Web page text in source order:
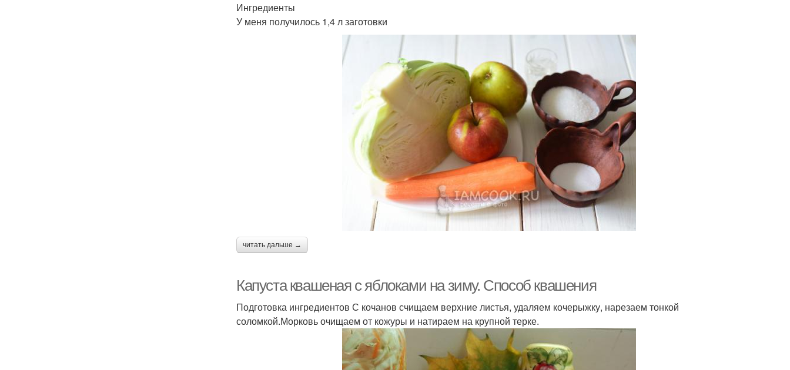
Ингредиенты
У меня получилось 1,4 л заготовки
читать дальше →
Капуста квашеная с яблоками на зиму. Способ квашения
Подготовка ингредиентов С кочанов счищаем верхние листья, удаляем кочерыжку, нарезаем тонкой
соломкой.Морковь очищаем от кожуры и натираем на крупной терке.